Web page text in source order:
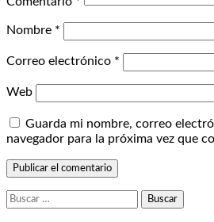
Nombre *
Correo electrónico *
Web
Guarda mi nombre, correo
navegador para la próxima vez que
Buscar: